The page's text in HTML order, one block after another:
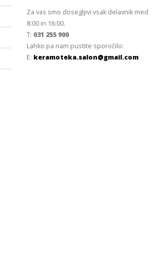
Za vas smo dosegljivi vsak delavnik med
8:00 in 16:00.
T: 031 255 900
Lahko pa nam pustite sporočilo:
E: keramoteka.salon@gmail.com